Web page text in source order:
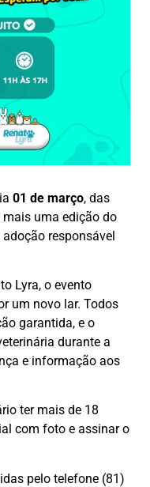
01 de março, das
mais uma edição do
responsável
Lyra, o evento
um novo lar. Todos
garantida, e o
durante a
e informação aos
ter mais de 18
com foto e assinar o
pelo telefone (81)